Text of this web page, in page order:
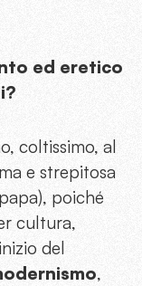
ed eretico
coltissimo, al
e strepitosa
poiché
cultura,
del
,